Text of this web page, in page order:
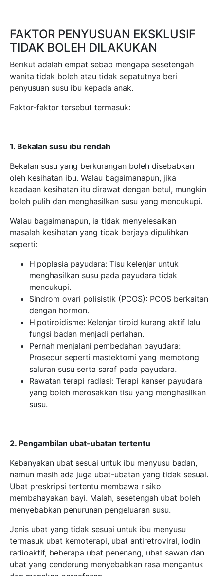
Bekalan susu yang berkurangan boleh disebabkan
oleh kesihatan ibu. Walau bagaimanapun, jika
boleh pulih dan menghasilkan susu yang mencukupi.
Walau bagaimanapun, ia tidak menyelesaikan
seperti:
menghasilkan susu pada payudara tidak
Sindrom ovari polisistik (PCOS): PCOS berkaitan
dengan hormon.
Hipotiroidisme: Kelenjar tiroid kurang aktif lalu
fungsi badan menjadi perlahan.
Prosedur seperti mastektomi yang memotong
saluran susu serta saraf pada payudara.
Rawatan terapi radiasi: Terapi kanser payudara
yang boleh merosakkan tisu yang menghasilkan
susu.
2. Pengambilan ubat-ubatan tertentu
Kebanyakan ubat sesuai untuk ibu menyusu badan,
namun masih ada juga ubat-ubatan yang tidak sesuai.
Ubat preskripsi tertentu membawa risiko
membahayakan bayi. Malah, sesetengah ubat boleh
menyebabkan penurunan pengeluaran susu.
Jenis ubat yang tidak sesuai untuk ibu menyusu
termasuk ubat kemoterapi, ubat antiretroviral, iodin
dan menekan pernafasan.
Ubat kemoterapi berbahaya untuk bayi yang
menyusu kerana ia boleh mengganggu pembahagian
sel yang normal dan sihat dalam badan mereka.
Selain itu, ubat-ubatan yang boleh mengurangkan
pengeluaran susu ibu termasuk ubat selesema dan
beberapa kontraseptif hormon yang mengandungi
estrogen.